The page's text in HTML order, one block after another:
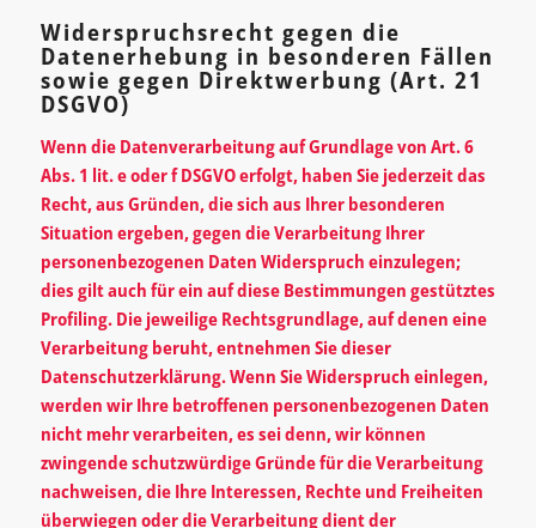
Widerspruchsrecht gegen die
Datenerhebung in besonderen Fällen
sowie gegen Direktwerbung (Art. 21
DSGVO)
Wenn die Datenverarbeitung auf Grundlage von Art. 6
Abs. 1 lit. e oder f DSGVO erfolgt, haben Sie jederzeit das
Recht, aus Gründen, die sich aus Ihrer besonderen
Situation ergeben, gegen die Verarbeitung Ihrer
personenbezogenen Daten Widerspruch einzulegen;
dies gilt auch für ein auf diese Bestimmungen gestütztes
Profiling. Die jeweilige Rechtsgrundlage, auf denen eine
Verarbeitung beruht, entnehmen Sie dieser
Datenschutzerklärung. Wenn Sie Widerspruch einlegen,
werden wir Ihre betroffenen personenbezogenen Daten
nicht mehr verarbeiten, es sei denn, wir können
zwingende schutzwürdige Gründe für die Verarbeitung
nachweisen, die Ihre Interessen, Rechte und Freiheiten
überwiegen oder die Verarbeitung dient der